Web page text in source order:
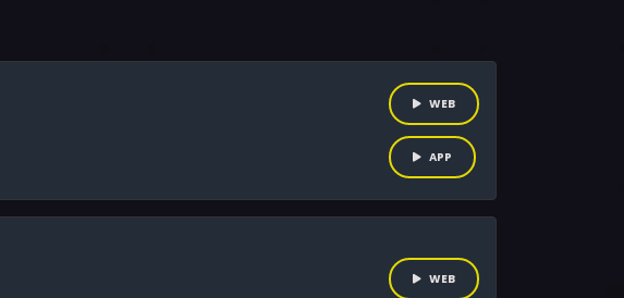
amigas deciden iniciar una búsqueda que pondrá sus
WEB
APP
WEB